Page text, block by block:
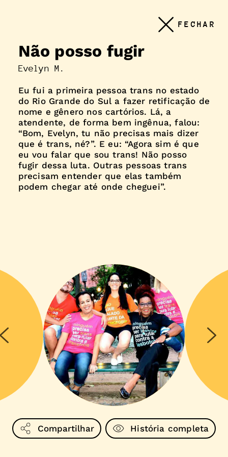
FECHAR
Não posso fugir
Evelyn M.
Eu fui a primeira pessoa trans no estado
do Rio Grande do Sul a fazer retificação de
nome e gênero nos cartórios. Lá, a
atendente, de forma bem ingênua, falou:
“Bom, Evelyn, tu não precisas mais dizer
que é trans, né?”. E eu: “Agora sim é que
eu vou falar que sou trans! Não posso
fugir dessa luta. Outras pessoas trans
precisam entender que elas também
podem chegar até onde cheguei”.
Compartilhar História completa